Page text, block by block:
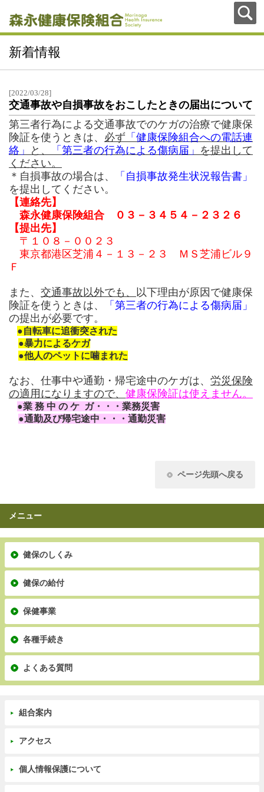
新着情報
[2022/03/28]
交通事故や自損事故をおこしたときの届出について
第三者行為による交通事故でのケガの治療で健康保
険証を使うときは、 必ず 「健康保険組合への電話連
絡」
と、 「第三者の行為による傷病届」 を提出して
ください。
＊自損事故の場合は、
「自損事故発生状況報告書」
を提出してください。
【連絡先】
森永健康保険組合 ０３－３４５４－２３２６
【提出先】
〒１０８－００２３
東京都港区芝浦４－１３－２３
ＭＳ芝浦ビル９
Ｆ
また、 交通事故以外でも、
以下理由が原因で健康保
険証を使うときは、
「第三者の行為による傷病届」
の提出が必要です。
●自転車に追衝突された
●暴力によるケガ
●他人のペットに噛まれた
なお、 仕事中や通勤・帰宅途中のケガは、 労災保険
の適用になりますので、 健康保険証は使えません。
●業 務 中 の ケ ガ・・・業務災害
●通勤及び帰宅途中・・・通勤災害
ページ先頭へ戻る
メニュー
健保のしくみ
健保の給付
保健事業
各種手続き
よくある質問
組合案内
アクセス
個人情報保護について